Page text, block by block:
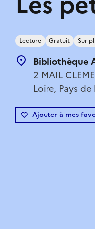
Lecture Gratuit Sur
Bibliothèque
2 MAIL
Loire, Pays
Ajouter à mes